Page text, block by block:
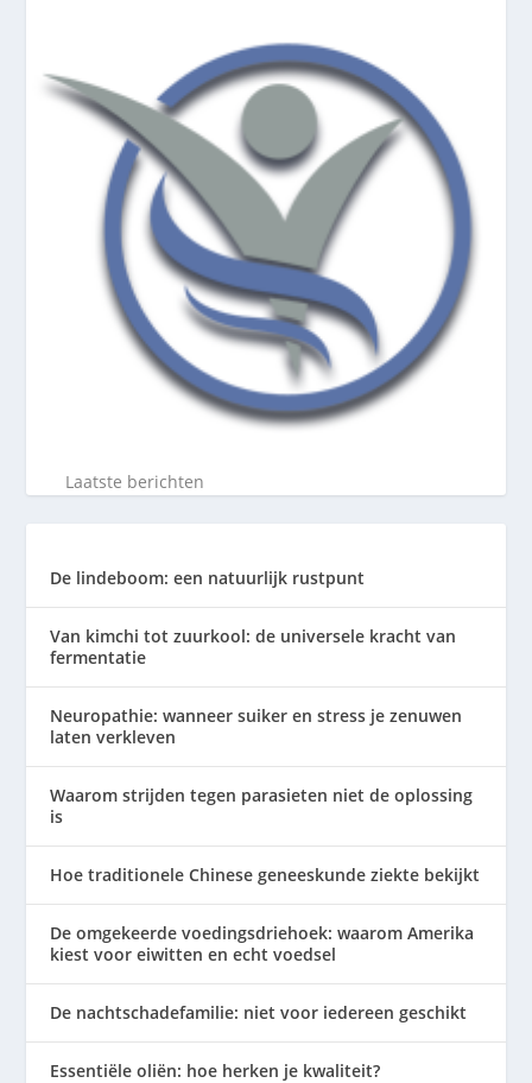
Laatste berichten
De lindeboom: een natuurlijk rustpunt
Van kimchi tot zuurkool: de universele kracht van
fermentatie
Neuropathie: wanneer suiker en stress je zenuwen
laten verkleven
Waarom strijden tegen parasieten niet de oplossing
is
Hoe traditionele Chinese geneeskunde ziekte bekijkt
De omgekeerde voedingsdriehoek: waarom Amerika
kiest voor eiwitten en echt voedsel
De nachtschadefamilie: niet voor iedereen geschikt
Essentiële oliën: hoe herken je kwaliteit?